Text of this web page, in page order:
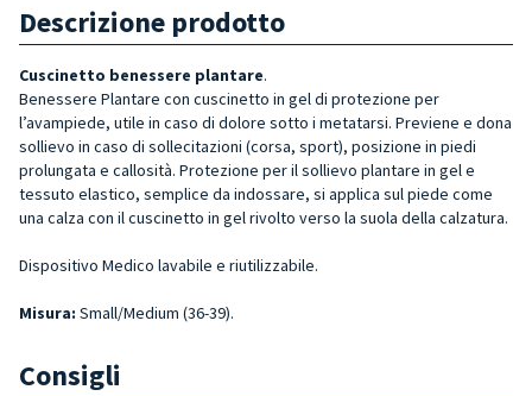
Descrizione prodotto
Cuscinetto benessere plantare.
Benessere Plantare con cuscinetto in gel di protezione per
l’avampiede, utile in caso di dolore sotto i metatarsi. Previene e dona
sollievo in caso di sollecitazioni (corsa, sport), posizione in piedi
prolungata e callosità. Protezione per il sollievo plantare in gel e
tessuto elastico, semplice da indossare, si applica sul piede come
una calza con il cuscinetto in gel rivolto verso la suola della calzatura.
Dispositivo Medico lavabile e riutilizzabile.
Misura: Small/Medium (36-39).
Consigli